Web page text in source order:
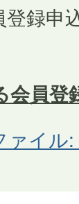
録申
会員登
イル